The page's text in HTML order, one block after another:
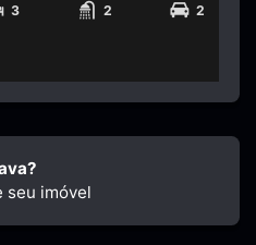
3 2 2
seu imóvel